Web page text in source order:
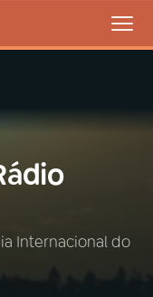
Internacional do